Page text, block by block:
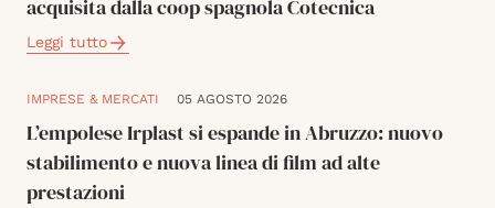
acquisita dalla coop spagnola Cotecnica
Leggi tutto
IMPRESE & MERCATI 05 AGOSTO 2026
L’empolese Irplast si espande in Abruzzo: nuovo
stabilimento e nuova linea di film ad alte
prestazioni